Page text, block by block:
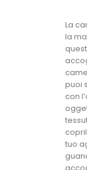
La
la
puoi
con
tuo